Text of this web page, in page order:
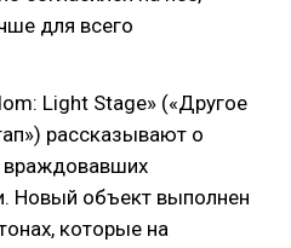
для всего
Light Stage» («Другое
рассказывают о
враждовавших
Новый объект выполнен
которые на